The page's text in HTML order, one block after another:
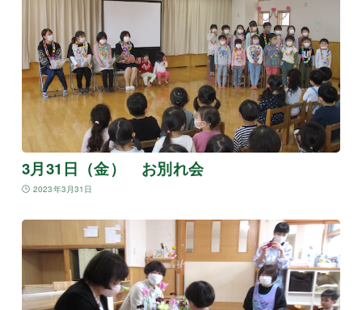
3月31日（金） お別れ会
2023年3月31日